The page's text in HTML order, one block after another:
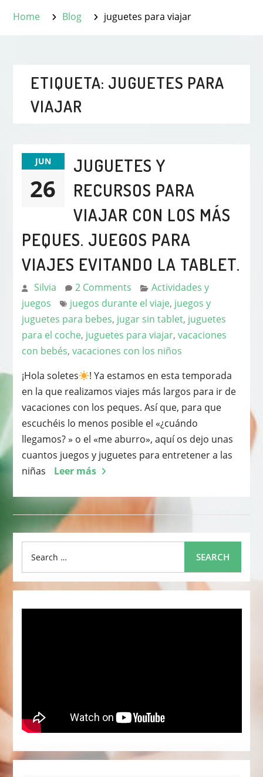
Home Blog juguetes para viajar
ETIQUETA: JUGUETES PARA
VIAJAR
JUN
26
JUGUETES Y
RECURSOS PARA
VIAJAR CON LOS MÁS
PEQUES. JUEGOS PARA
VIAJES EVITANDO LA TABLET.
Silvia 2 Comments
Actividades y
juegos
juegos durante el viaje, juegos y
juguetes para bebes, jugar sin tablet, juguetes
para el coche, juguetes para viajar, vacaciones
con bebés, vacaciones con los niños
¡Hola soletes
! Ya estamos en esta temporada
en la que realizamos viajes más largos para ir de
vacaciones con los peques. Así que, para que
escuchéis lo menos posible el «¿cuándo
llegamos? » o el «me aburro», aquí os dejo unas
cuantos juegos y juguetes para entretener a las
niñas
Leer más
for:
SEARCH